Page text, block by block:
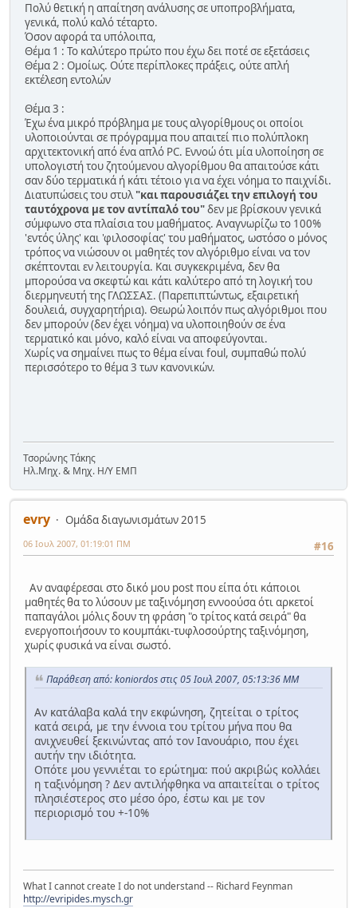
Πολύ θετική η απαίτηση ανάλυσης σε υποπροβλήματα,
γενικά, πολύ καλό τέταρτο.
Όσον αφορά τα υπόλοιπα,
Θέμα 1 : Το καλύτερο πρώτο που έχω δει ποτέ σε εξετάσεις
Θέμα 2 : Ομοίως. Ούτε περίπλοκες πράξεις, ούτε απλή
εκτέλεση εντολών
Θέμα 3 :
Έχω ένα μικρό πρόβλημα με τους αλγορίθμους οι οποίοι
υλοποιούνται σε πρόγραμμα που απαιτεί πιο πολύπλοκη
αρχιτεκτονική από ένα απλό PC. Εννοώ ότι μία υλοποίηση σε
υπολογιστή του ζητούμενου αλγορίθμου θα απαιτούσε κάτι
σαν δύο τερματικά ή κάτι τέτοιο για να έχει νόημα το παιχνίδι.
Διατυπώσεις του στυλ"και παρουσιάζει την επιλογή του
ταυτόχρονα με τον αντίπαλό του"δεν με βρίσκουν γενικά
σύμφωνο στα πλαίσια του μαθήματος. Αναγνωρίζω το 100%
'εντός ύλης' και 'φιλοσοφίας' του μαθήματος, ωστόσο ο μόνος
τρόπος να νιώσουν οι μαθητές τον αλγόριθμο είναι να τον
σκέπτονται εν λειτουργία. Και συγκεκριμένα, δεν θα
μπορούσα να σκεφτώ και κάτι καλύτερο από τη λογική του
διερμηνευτή της ΓΛΩΣΣΑΣ. (Παρεπιπτώντως, εξαιρετική
δουλειά, συγχαρητήρια). Θεωρώ λοιπόν πως αλγόριθμοι που
δεν μπορούν (δεν έχει νόημα) να υλοποιηθούν σε ένα
τερματικό και μόνο, καλό είναι να αποφεύγονται.
Χωρίς να σημαίνει πως το θέμα είναι foul, συμπαθώ πολύ
περισσότερο το θέμα 3 των κανονικών.
Τσορώνης Τάκης
Ηλ.Μηχ. & Μηχ. Η/Υ ΕΜΠ
evry
Ομάδα διαγωνισμάτων 2015
#16
06 Ιουλ 2007, 01:19:01 ΠΜ
Αν αναφέρεσαι στο δικό μου post που είπα ότι κάποιοι
μαθητές θα το λύσουν με ταξινόμηση εννοούσα ότι αρκετοί
παπαγάλοι μόλις δουν τη φράση "ο τρίτος κατά σειρά" θα
ενεργοποιήσουν το κουμπάκι-τυφλοσούρτης ταξινόμηση,
χωρίς φυσικά να είναι σωστό.
Παράθεση από: koniordos στις 05 Ιουλ 2007, 05:13:36 ΜΜ
Αν κατάλαβα καλά την εκφώνηση, ζητείται ο τρίτος
κατά σειρά, με την έννοια του τρίτου μήνα που θα
ανιχνευθεί ξεκινώντας από τον Ιανουάριο, που έχει
αυτήν την ιδιότητα.
Οπότε μου γεννιέται το ερώτημα: πού ακριβώς κολλάει
η ταξινόμηση ? Δεν αντιλήφθηκα να απαιτείται ο τρίτος
πλησιέστερος στο μέσο όρο, έστω και με τον
περιορισμό του +-10%
What I cannot create I do not understand -- Richard Feynman
http://evripides.mysch.gr